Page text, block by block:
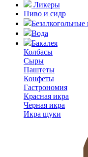
Ликеры
Пиво и сидр
Безалкогольные
Вода
Бакалея
Колбасы
Сыры
Паштеты
Конфеты
Гастрономия
Красная икра
Черная икра
Икра щуки